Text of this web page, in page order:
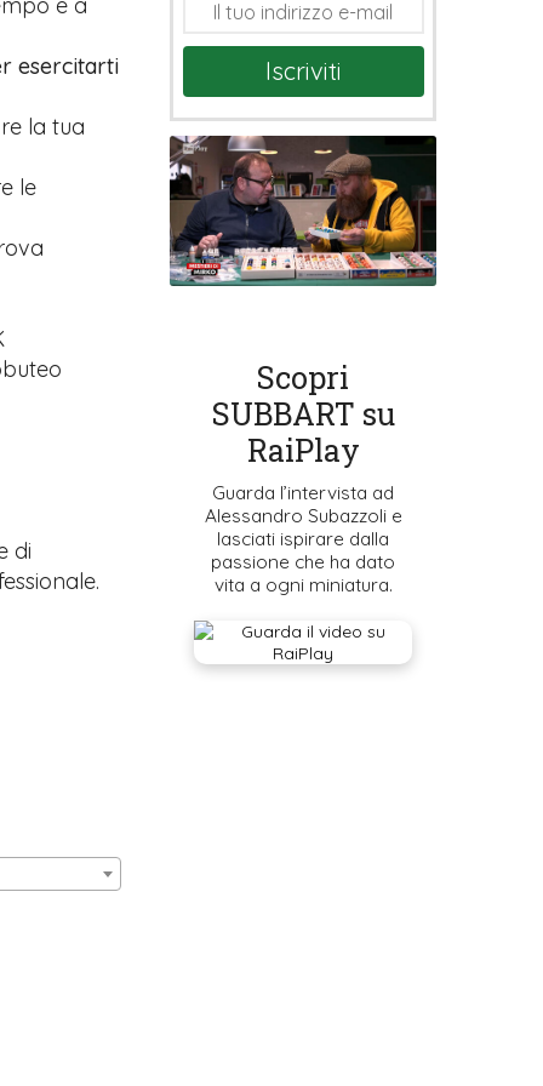
e a
esercitarti
la tua
le
di
Iscriviti
Scopri
SUBBART su
RaiPlay
Guarda l’intervista ad
Alessandro Subazzoli e
lasciati ispirare dalla
passione che ha dato
vita a ogni miniatura.